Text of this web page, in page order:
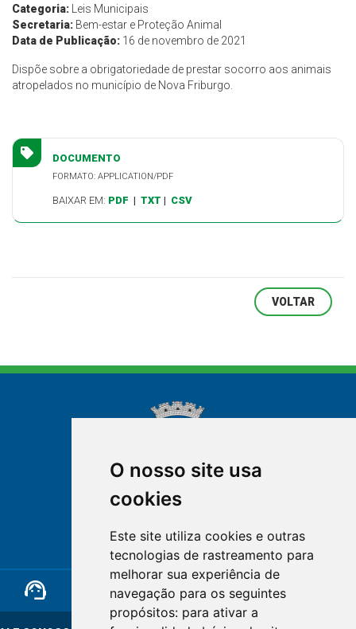
O nosso site usa
cookies
Este site utiliza cookies e outras
tecnologias de rastreamento para
melhorar sua experiência de
navegação para os seguintes
propósitos: para ativar a
Categoria:
Leis Municipais
Secretaria: Bem-estar e Proteção Animal
Data de Publicação: 16 de novembro de 2021
Dispõe sobre a obrigatoriedade de prestar socorro aos animais
atropelados no município de Nova Friburgo.
DOCUMENTO
FORMATO: APPLICATION/PDF
BAIXAR EM: PDF | TXT | CSV
VOLTAR
NOVA FRIBURGO
RIO DE JANEIRO
support_agent mail